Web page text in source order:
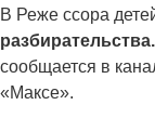
В Реже ссора
разбирательства.
сообщается в
«Максе».